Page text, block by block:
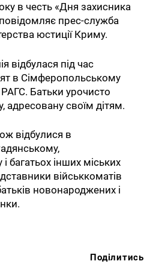
в честь «Дня захисника
прес-служба
юстиції Криму.
відбулася під час
в Сімферопольському
Батьки урочисто
адресовану своїм дітям.
відбулися в
багатьох інших міських
військкоматів
новонароджених і
Поділитись